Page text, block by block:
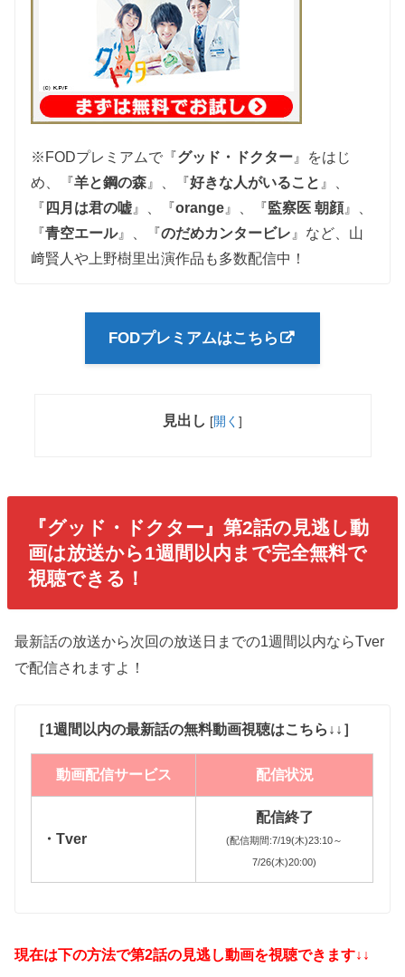
※FODプレミアムで『グッド・ドクター 』をはじ
め、『羊と鋼の森 』、『好きな人がいること 』、
『 四月は君の嘘 』、『orange 』、『監察医 朝顔』、
『青空エール』、『のだめカンタービレ 』など、山
﨑賢人や上野樹里出演作品も多数配信中！
FODプレミアムはこちら
見出し [開く ]
『グッド・ドクター』第2話の見逃し動
画は放送から1週間以内まで完全無料で
視聴できる！
最新話の放送から次回の放送日までの1週間以内ならTver
で配信されますよ！
［1週間以内の最新話の無料動画視聴はこちら↓↓］
動画配信サービス 配信状況
・Tver
配信終了
(配信期間:7/19(木)23:10～
7/26(木)20:00)
現在は下の方法で第2話の見逃し動画を視聴できます↓↓